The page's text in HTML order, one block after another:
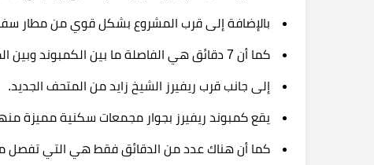
بالإضافة إلى قرب المشروع بشكل قوي من مطار
كما أن 7 دقائق هي الفاصلة ما بين الكمبوند وبين المحور.
إلى جانب قرب ريفيرز الشيخ زايد من المتحف الجديد.
يقع كمبوند ريفيرز بجوار مجمعات سكنية مميزة
كما أن هناك عدد من الدقائق فقط هي التي تفصل